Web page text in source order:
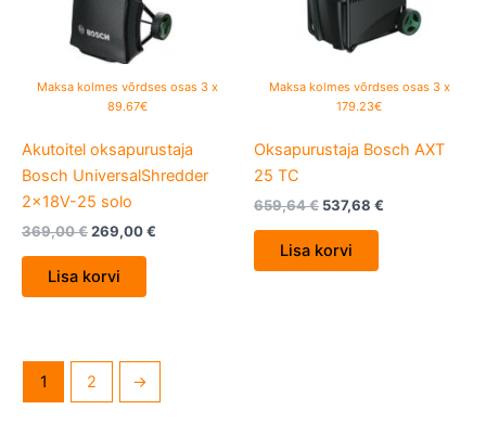
Maksa kolmes võrdses osas 3 x
89.67€
Akutoitel oksapurustaja
Bosch UniversalShredder
2x18V-25 solo
369,00€269,00€
Lisa korvi
Maksa kolmes võrdses osas 3 x
179.23€
Oksapurustaja Bosch AXT
25 TC
659,64€ 537,68 €
Lisa korvi
1 2 →